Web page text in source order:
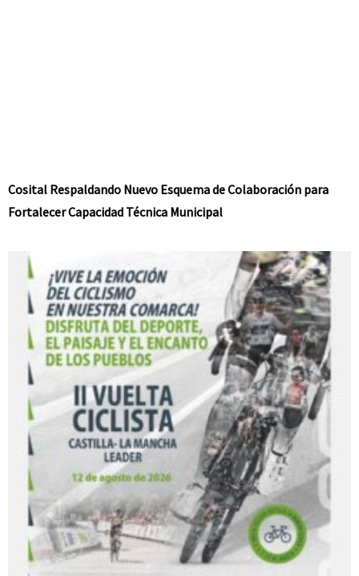
Cosital Respaldando Nuevo Esquema de Colaboración para
Fortalecer Capacidad Técnica Municipal